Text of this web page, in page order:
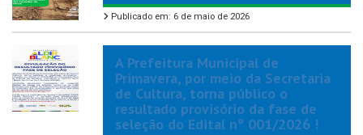
Publicado em: 6 de maio de 2026
A Prefeitura Municipal de
Primavera, por meio da Secretaria
de Cultura, torna público o
resultado provisório da fase de
seleção do Edital nº 001/2026 !